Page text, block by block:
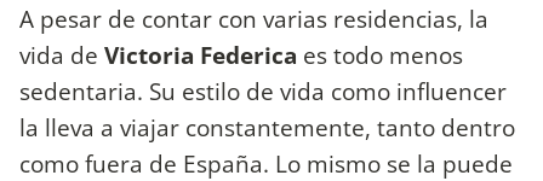
A pesar de contar con varias residencias, la
vida de Victoria Federica es todo menos
sedentaria. Su estilo de vida como influencer
la lleva a viajar constantemente, tanto dentro
como fuera de España. Lo mismo se la puede